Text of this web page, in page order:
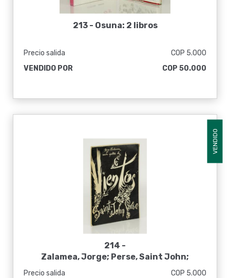
213 - Osuna: 2 libros
Precio salida
COP 5.000
VENDIDO POR
COP 50.000
VENDIDO
214 -
Zalamea, Jorge; Perse, Saint John;
Martínez Sanabria, Fernando. Vientos
Precio salida
COP 5.000